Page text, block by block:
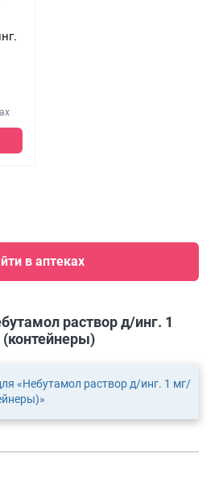
в аптеках
раствор д/инг. 1
«Небутамол раствор д/инг. 1 мг/